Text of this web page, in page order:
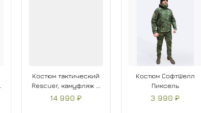
Костюм тактический
Rescuer, камуфляж ...
14 990 ₽
Костюм СофтШелл
Пиксель
3 990 ₽